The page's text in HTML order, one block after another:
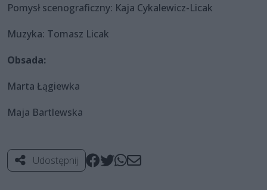
Pomysł scenograficzny: Kaja Cykalewicz-Licak
Muzyka: Tomasz Licak
Obsada:
Marta Łągiewka
Maja Bartlewska
Udostępnij